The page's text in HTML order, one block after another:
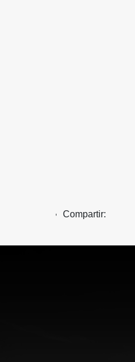
Compartir: